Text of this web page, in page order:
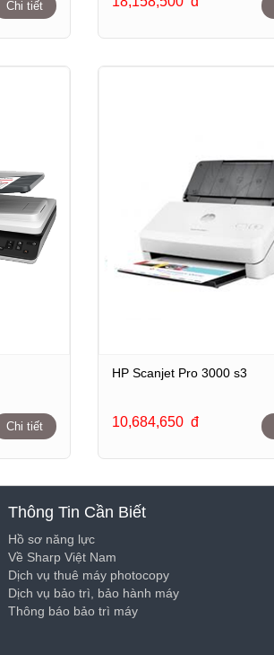
Chi tiết
Chi tiết
HP Scanjet Pro 3000 s3
10,684,650 đ
Thông Tin Cần Biết
Hồ sơ năng lực
Về Sharp Việt Nam
Dịch vụ thuê máy photocopy
Dịch vụ bảo trì, bảo hành máy
Thông báo bảo trì máy